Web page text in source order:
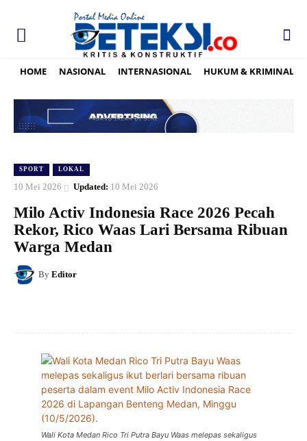
HOME NASIONAL INTERNASIONAL HUKUM & KRIMINAL
SPORT LOKAL
10 Mei 2026 Updated: 10 Mei 2026
Milo Activ Indonesia Race 2026 Pecah
Rekor, Rico Waas Lari Bersama Ribuan
Warga Medan
By Editor
Wali Kota Medan Rico Tri Putra Bayu Waas melepas sekaligus